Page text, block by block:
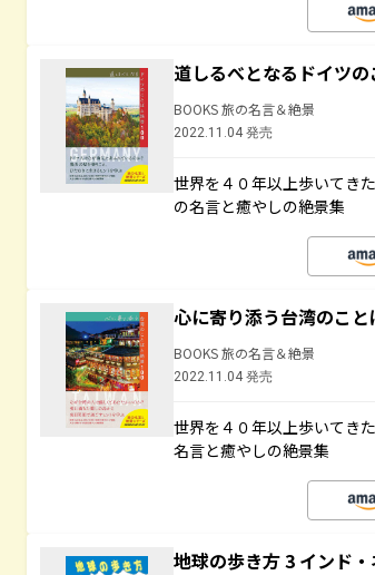
道しるべとなるドイツ
BOOKS 旅の名言＆絶景
2022.11.04 発売
世界を４０年以上歩いてき
の名言と癒やしの絶景集
心に寄り添う台湾のこと
BOOKS 旅の名言＆絶景
2022.11.04 発売
世界を４０年以上歩いてき
名言と癒やしの絶景集
地球の歩き方 3 インド